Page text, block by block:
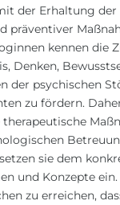
der Erhaltung
präventiver
kennen die
Denken,
der psychischen
zu fördern.
sie dem
und Konzepte
zu erreichen,